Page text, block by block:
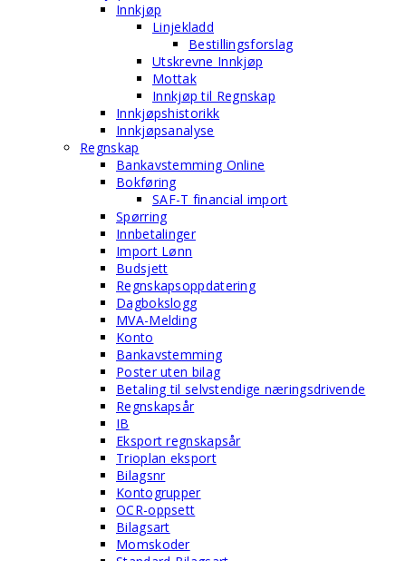
Innkjøp
Linjekladd
Bestillingsforslag
Utskrevne Innkjøp
Mottak
Innkjøp til Regnskap
Innkjøpshistorikk
Innkjøpsanalyse
Regnskap
Bankavstemming Online
Bokføring
SAF-T financial import
Spørring
Innbetalinger
Import Lønn
Budsjett
Regnskapsoppdatering
Dagbokslogg
MVA-Melding
Konto
Bankavstemming
Poster uten bilag
Betaling til selvstendige næringsdrivende
Regnskapsår
IB
Eksport regnskapsår
Trioplan eksport
Bilagsnr
Kontogrupper
OCR-oppsett
Bilagsart
Momskoder